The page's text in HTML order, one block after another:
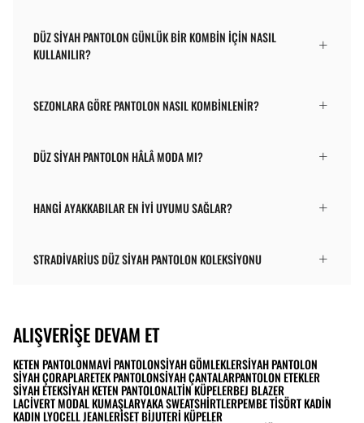
DÜZ SIYAH PANTOLON GÜNLÜK BIR KOMBIN IÇIN NASIL
KULLANILIR?
SEZONLARA GÖRE PANTOLON NASIL KOMBINLENIR?
DÜZ SIYAH PANTOLON HÂLÂ MODA MI?
HANGI AYAKKABILAR EN IYI UYUMU SAĞLAR?
STRADIVARIUS DÜZ SIYAH PANTOLON KOLEKSIYONU
ALIŞVERIŞE DEVAM ET
KETEN PANTOLONMAVI PANTOLONSIYAH GÖMLEKLERSIYAH PANTOLON
SIYAH ÇORAPLARETEK PANTOLONSIYAH ÇANTALARPANTOLON ETEKLER
SIYAH ETEKSIYAH KETEN PANTOLONALTIN KÜPELERBEJ BLAZER
LACIVERT MODAL KUMAŞLARYAKA SWEATSHIRTLERPEMBE TISÖRT KADIN
KADIN LYOCELL JEANLERISET BIJUTERI KÜPELER